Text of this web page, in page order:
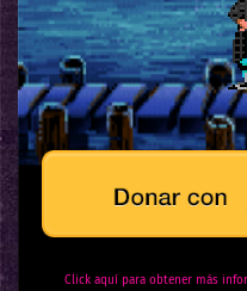
Click aquí para obtener más